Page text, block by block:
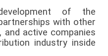
of the
with other
active companies
industry inside